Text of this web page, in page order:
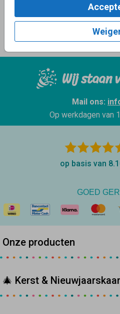
Wij staan
Mail ons:
Op werkdagen van
op basis van
GOED
Onze producten
🎄 Kerst &